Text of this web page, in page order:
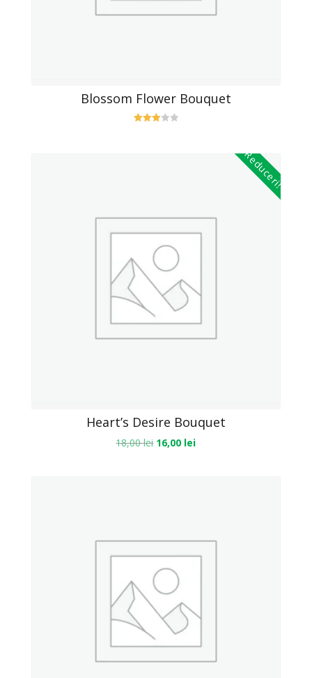
Blossom Flower Bouquet
Reduceri!
Heart’s Desire Bouquet
18,00lei 16,00 lei